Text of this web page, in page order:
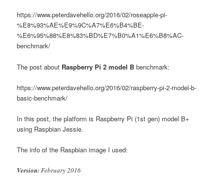
https://www.peterdavehello.org/2016/02/roseapple-pi-
%E8%93%AE%E9%9C%A7%E6%B4%BE-
%E6%95%88%E8%83%BD%E7%B0%A1%E6%B8%AC-
benchmark/
The post about Raspberry Pi 2 model B benchmark:
https://www.peterdavehello.org/2016/02/raspberry-pi-2-model-b-
basic-benchmark/
In this post, the platform is Raspberry Pi (1st gen) model B+
using Raspbian Jessie.
The info of the Raspbian image I used:
Version:February 2016